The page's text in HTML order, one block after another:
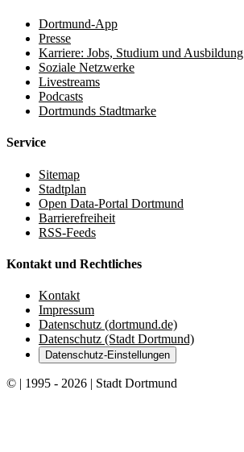
Dortmund-App
Presse
Karriere: Jobs, Studium und Ausbildung
Soziale Netzwerke
Livestreams
Podcasts
Dortmunds Stadtmarke
Service
Sitemap
Stadtplan
Open Data-Portal Dortmund
Barrierefreiheit
RSS-Feeds
Kontakt und Rechtliches
Kontakt
Impressum
Datenschutz (dortmund.de)
Datenschutz (Stadt Dortmund)
Datenschutz-Einstellungen
© | 1995 - 2026 | Stadt Dortmund